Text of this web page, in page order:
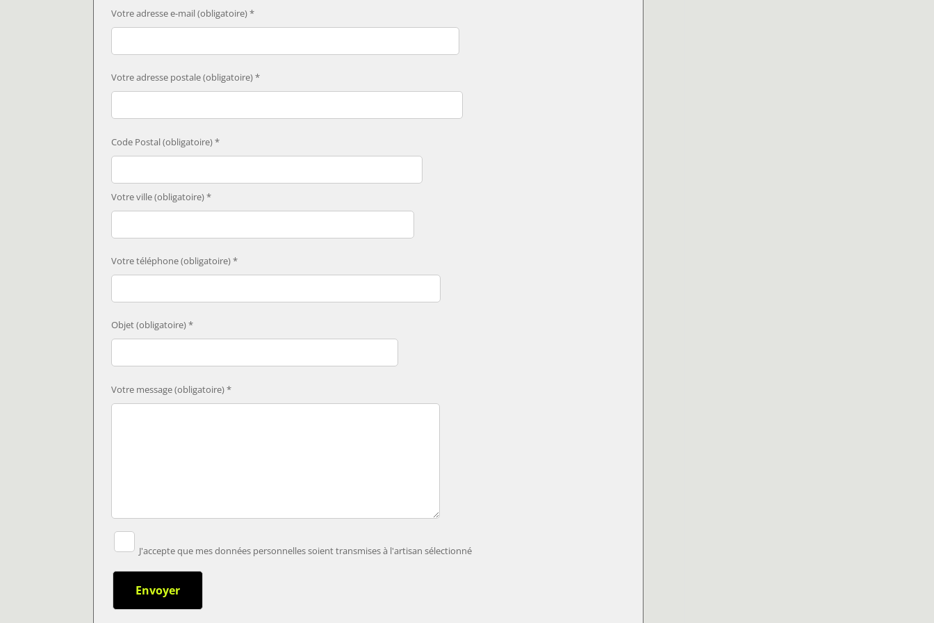
Votre adresse e-mail (obligatoire) *
Votre adresse postale (obligatoire) *
Code Postal (obligatoire) *
Votre ville (obligatoire) *
Votre téléphone (obligatoire) *
Objet (obligatoire) *
Votre message (obligatoire) *
J'accepte que mes données personnelles soient transmises à l'artisan sélectionné